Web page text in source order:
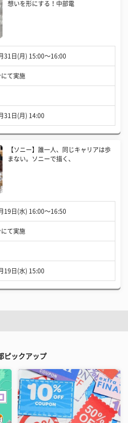
想いを形にする！中部電
31日(月) 15:00〜16:00
て実施
31日(月) 14:00
【ソニー】誰一人、同じキャリアは歩
まない。ソニーで描く、
19日(水) 16:00〜16:50
て実施
19日(水) 15:00
ピックアップ